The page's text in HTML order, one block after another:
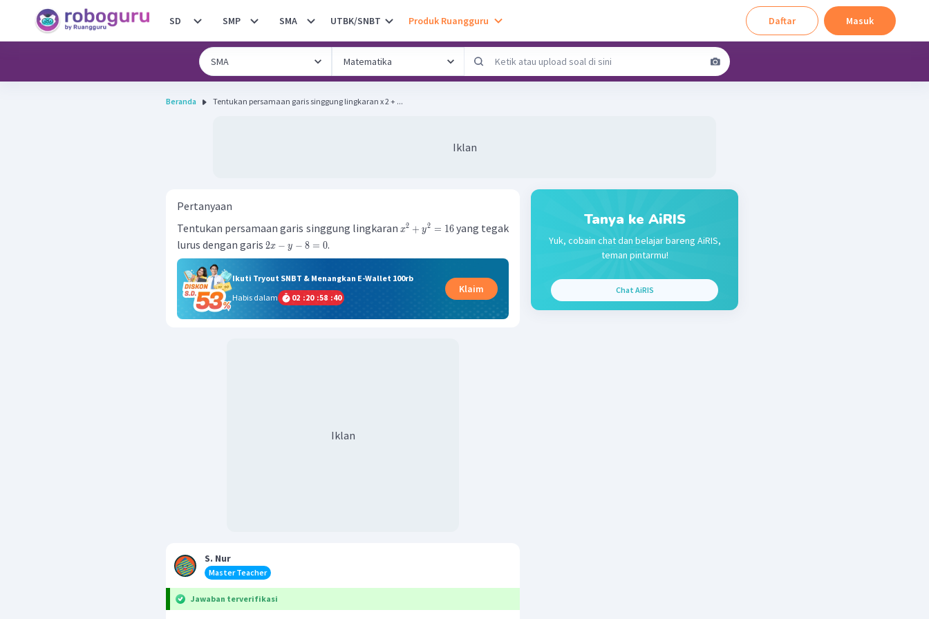
SD SMP SMA UTBK/SNBT Produk Ruangguru Daftar Masuk
Beranda Tentukan persamaan garis singgung lingkaran x 2 + ...
Iklan
Pertanyaan
Tentukan persamaan garis singgung lingkaranx2 + y2 = 16yang tegak
lurus dengan garis 2x − y − 8 = 0.
Ikuti Tryout SNBT & Menangkan E-Wallet 100rb
Habis dalam
02 :20 :58 :39
Klaim
Iklan
S. Nur
Master Teacher
Jawaban terverifikasi
Tanya ke AiRIS
Yuk, cobain chat dan belajar bareng AiRIS,
teman pintarmu!
Chat AiRIS